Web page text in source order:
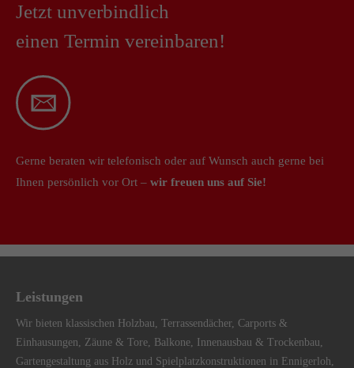
Jetzt unverbindlich
einen Termin vereinbaren!
Gerne beraten wir telefonisch oder auf Wunsch auch gerne bei
Ihnen persönlich vor Ort – wir freuen uns auf Sie!
Leistungen
Wir bieten klassischen Holzbau, Terrassendächer, Carports &
Einhausungen, Zäune & Tore, Balkone, Innenausbau & Trockenbau,
Gartengestaltung aus Holz und Spielplatzkonstruktionen in Ennigerloh,